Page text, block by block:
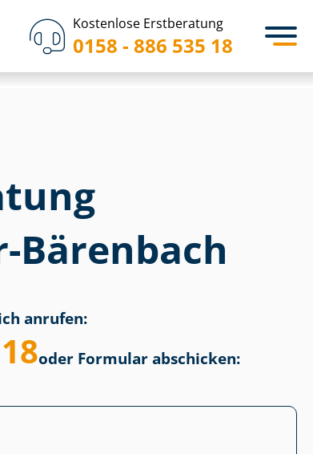
Kostenlose Erstberatung
0158 - 886 535 18
Bärenbach
anrufen:
oder Formular abschicken: